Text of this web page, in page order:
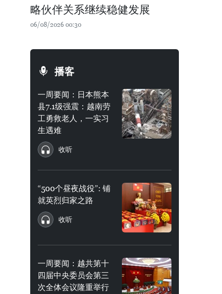
略伙伴关系继续稳健发展
06/08/2026 00:30
播客
一周要闻：日本熊本
县7.1级强震：越南劳
工勇救老人，一实习
生遇难
收听
“500个昼夜战役”: 铺
就英烈归家之路
收听
一周要闻：越共第十
四届中央委员会第三
次全体会议隆重举行